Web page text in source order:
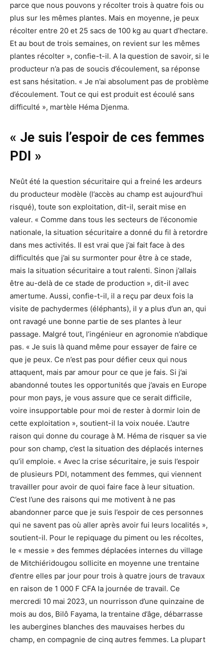
parce que nous pouvons y récolter trois à quatre fois ou
plus sur les mêmes plantes. Mais en moyenne, je peux
récolter entre 20 et 25 sacs de 100 kg au quart d’hectare.
Et au bout de trois semaines, on revient sur les mêmes
plantes récolter », confie-t-il. A la question de savoir, si le
producteur n’a pas de soucis d’écoulement, sa réponse
est sans hésitation. « Je n’ai absolument pas de problème
d’écoulement. Tout ce qui est produit est écoulé sans
difficulté », martèle Héma Djenma.
« Je suis l’espoir de ces femmes
PDI »
N’eût été la question sécuritaire qui a freiné les ardeurs
du producteur modèle (l’accès au champ est aujourd’hui
risqué), toute son exploitation, dit-il, serait mise en
valeur. « Comme dans tous les secteurs de l’économie
nationale, la situation sécuritaire a donné du fil à retordre
dans mes activités. Il est vrai que j’ai fait face à des
difficultés que j’ai su surmonter pour être à ce stade,
mais la situation sécuritaire a tout ralenti. Sinon j’allais
être au-delà de ce stade de production », dit-il avec
amertume. Aussi, confie-t-il, il a reçu par deux fois la
visite de pachydermes (éléphants), il y a plus d’un an, qui
ont ravagé une bonne partie de ses plantes à leur
passage. Malgré tout, l’ingénieur en agronomie n’abdique
pas. « Je suis là quand même pour essayer de faire ce
que je peux. Ce n’est pas pour défier ceux qui nous
attaquent, mais par amour pour ce que je fais. Si j’ai
abandonné toutes les opportunités que j’avais en Europe
pour mon pays, je vous assure que ce serait difficile,
voire insupportable pour moi de rester à dormir loin de
cette exploitation », soutient-il la voix nouée. L’autre
raison qui donne du courage à M. Héma de risquer sa vie
pour son champ, c’est la situation des déplacés internes
qu’il emploie. « Avec la crise sécuritaire, je suis l’espoir
de plusieurs PDI, notamment des femmes, qui viennent
travailler pour avoir de quoi faire face à leur situation.
C’est l’une des raisons qui me motivent à ne pas
abandonner parce que je suis l’espoir de ces personnes
qui ne savent pas où aller après avoir fui leurs localités »,
soutient-il. Pour le repiquage du piment ou les récoltes,
le « messie » des femmes déplacées internes du village
de Mitchiéridougou sollicite en moyenne une trentaine
d’entre elles par jour pour trois à quatre jours de travaux
en raison de 1 000 F CFA la journée de travail. Ce
mercredi 10 mai 2023, un nourrisson d’une quinzaine de
mois au dos, Bilô Fayama, la trentaine d’âge, débarrasse
les aubergines blanches des mauvaises herbes du
champ, en compagnie de cinq autres femmes. La plupart